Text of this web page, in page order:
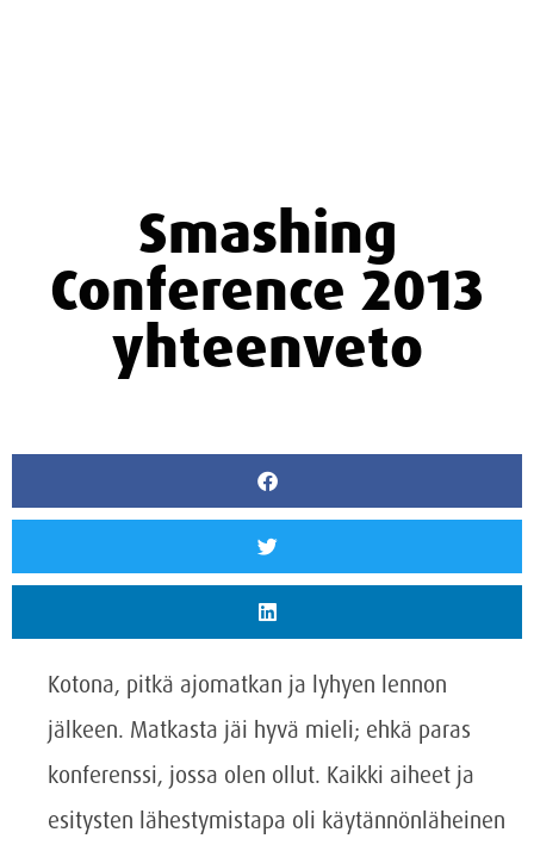
Smashing
Conference 2013
yhteenveto
Kotona, pitkä ajomatkan ja lyhyen lennon
jälkeen. Matkasta jäi hyvä mieli; ehkä paras
konferenssi, jossa olen ollut. Kaikki aiheet ja
esitysten lähestymistapa oli käytännönläheinen